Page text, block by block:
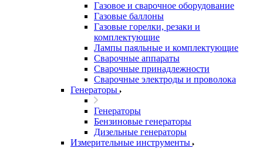
Газовое и сварочное оборудование
Газовые баллоны
Газовые горелки, резаки и
комплектующие
Лампы паяльные и комплектующие
Сварочные аппараты
Сварочные принадлежности
Сварочные электроды и проволока
Генераторы
Генераторы
Бензиновые генераторы
Дизельные генераторы
Измерительные инструменты